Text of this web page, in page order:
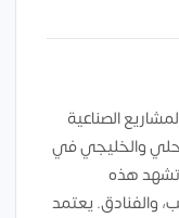
الصناعية
والخليجي في
تشهد هذه
والفنادق. يعتمد